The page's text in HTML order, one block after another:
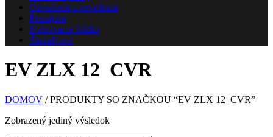
Ozvučenie a osvetlenie
Prenájom
Nahrávacie štúdio
ŠkolaNové
EV ZLX 12 CVR
DOMOV / PRODUKTY SO ZNAČKOU “EV ZLX 12 CVR”
Zobrazený jediný výsledok